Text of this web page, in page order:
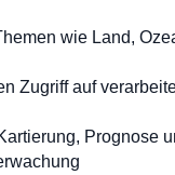
wie Land,
Zugriff auf
Prognose